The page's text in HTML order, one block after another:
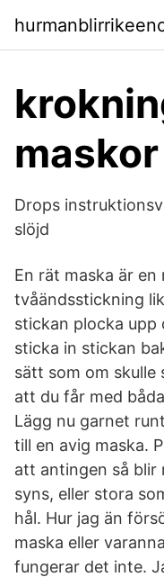
maskor
Drops
slöjd
En rät maska är en
tvåändsstickning
stickan plocka upp
sticka in stickan
sätt som om skulle
att du får med
Lägg nu garnet
till en avig maska.
att antingen så blir
syns, eller stora
hål. Hur jag än
maska eller
fungerar det inte.